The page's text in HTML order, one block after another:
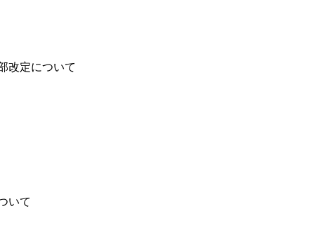
改定について
いて